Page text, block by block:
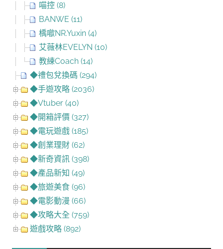
喵控 (8)
BANWE (11)
楀噷NR.Yuxin (4)
艾薇林EVELYN (10)
教練Coach (14)
◆禮包兌換碼 (294)
◆手遊攻略 (2036)
◆Vtuber (40)
◆開箱評價 (327)
◆電玩遊戲 (185)
◆創業理財 (62)
◆新奇資訊 (398)
◆產品新知 (49)
◆旅遊美食 (96)
◆電影動漫 (66)
◆攻略大全 (759)
遊戲攻略 (892)